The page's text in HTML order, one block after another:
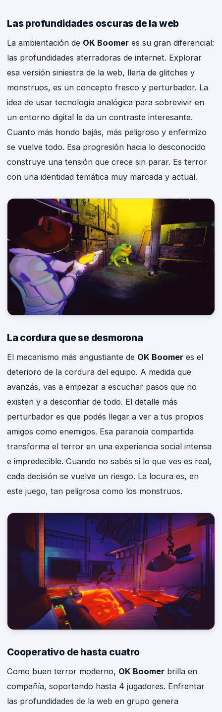
Las profundidades oscuras de la web
La ambientación de OK Boomer es su gran diferencial:
las profundidades aterradoras de internet. Explorar
esa versión siniestra de la web, llena de glitches y
monstruos, es un concepto fresco y perturbador. La
idea de usar tecnología analógica para sobrevivir en
un entorno digital le da un contraste interesante.
Cuanto más hondo bajás, más peligroso y enfermizo
se vuelve todo. Esa progresión hacia lo desconocido
construye una tensión que crece sin parar. Es terror
con una identidad temática muy marcada y actual.
La cordura que se desmorona
El mecanismo más angustiante de OK Boomer es el
deterioro de la cordura del equipo. A medida que
avanzás, vas a empezar a escuchar pasos que no
existen y a desconfiar de todo. El detalle más
perturbador es que podés llegar a ver a tus propios
amigos como enemigos. Esa paranoia compartida
transforma el terror en una experiencia social intensa
e impredecible. Cuando no sabés si lo que ves es real,
cada decisión se vuelve un riesgo. La locura es, en
este juego, tan peligrosa como los monstruos.
Cooperativo de hasta cuatro
Como buen terror moderno, OK Boomer brilla en
compañía, soportando hasta 4 jugadores. Enfrentar
las profundidades de la web en grupo genera